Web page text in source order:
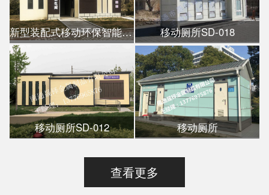
新型装配式移动环保智能公厕 移动厕所SD-018
移动厕所SD-012 移动厕所
查看更多